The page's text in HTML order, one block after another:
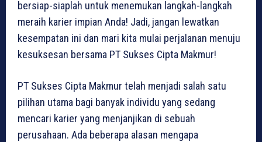
bersiap-siaplah untuk menemukan langkah-langkah
meraih karier impian Anda! Jadi, jangan lewatkan
kesempatan ini dan mari kita mulai perjalanan menuju
kesuksesan bersama PT Sukses Cipta Makmur!
PT Sukses Cipta Makmur telah menjadi salah satu
pilihan utama bagi banyak individu yang sedang
mencari karier yang menjanjikan di sebuah
perusahaan. Ada beberapa alasan mengapa